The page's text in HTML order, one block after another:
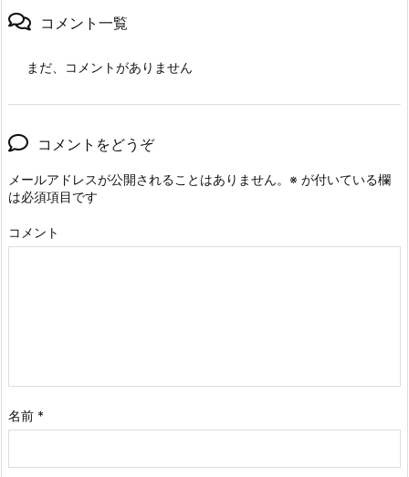
コメント一覧
まだ、コメントがありません
コメントをどうぞ
メールアドレスが公開されることはありません。 ※ が付いている欄
は必須項目です
コメント
名前 *